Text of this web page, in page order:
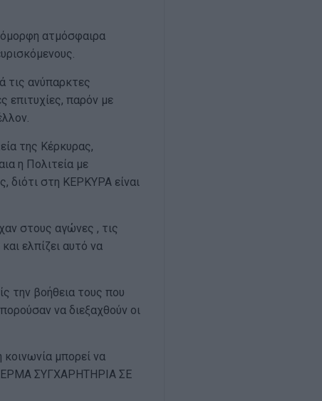
ατμόσφαιρα
τις ανύπαρκτες
επιτυχίες, παρόν με
της Κέρκυρας,
η Πολιτεία με
διότι στη ΚΕΡΚΥΡΑ είναι
στους αγώνες , τις
ελπίζει αυτό να
την βοήθεια τους που
να διεξαχθούν οι
κοινωνία μπορεί να
ΣΥΓΧΑΡΗΤΗΡΙΑ ΣΕ